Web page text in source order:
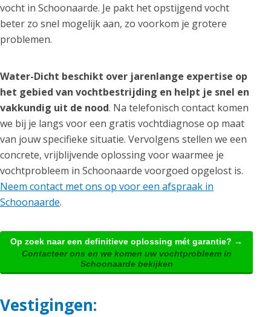
vocht in Schoonaarde. Je pakt het opstijgend vocht
beter zo snel mogelijk aan, zo voorkom je grotere
problemen.
Water-Dicht beschikt over jarenlange expertise op
het gebied van vochtbestrijding en helpt je snel en
vakkundig uit de nood. Na telefonisch contact komen
we bij je langs voor een gratis vochtdiagnose op maat
van jouw specifieke situatie. Vervolgens stellen we een
concrete, vrijblijvende oplossing voor waarmee je
vochtprobleem in Schoonaarde voorgoed opgelost is.
Neem contact met ons op voor een afspraak in
Schoonaarde.
Op zoek naar een definitieve oplossing mét garantie? →
Contacteer ons en we komen uw vochtprobleem in
Schoonaarde bekijken
Vestigingen: